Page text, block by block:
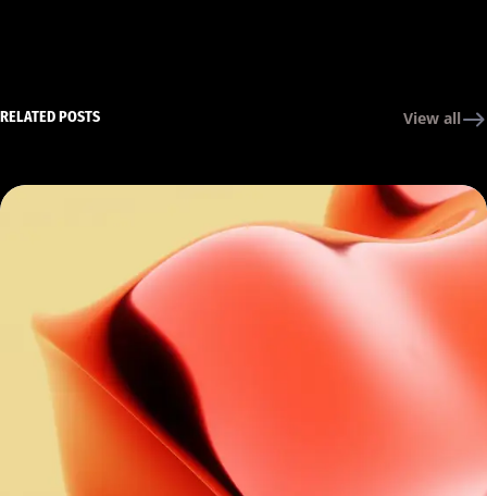
RELATED POSTS View all